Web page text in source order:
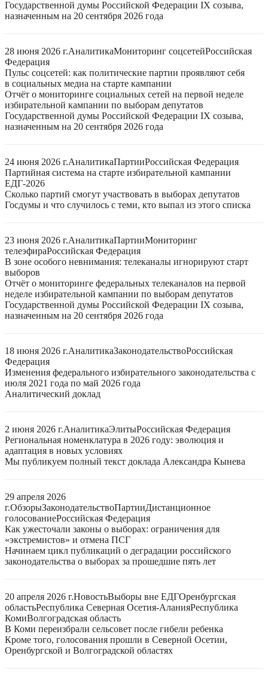
Государственной думы Российской Федерации IX созыва,
назначенным на 20 сентября 2026 года
28 июня 2026 г.АналитикаМониторинг соцсетейРоссийская
Федерация
Пульс соцсетей: как политические партии проявляют себя
в социальных медиа на старте кампании
Отчёт о мониторинге социальных сетей на первой неделе
избирательной кампании по выборам депутатов
Государственной думы Российской Федерации IX созыва,
назначенным на 20 сентября 2026 года
24 июня 2026 г.АналитикаПартииРоссийская Федерация
Партийная система на старте избирательной кампании
ЕДГ-2026
Сколько партий смогут участвовать в выборах депутатов
Госдумы и что случилось с теми, кто выпал из этого списка
23 июня 2026 г.АналитикаПартииМониторинг
телеэфираРоссийская Федерация
В зоне особого невнимания: телеканалы игнорируют старт
выборов
Отчёт о мониторинге федеральных телеканалов на первой
неделе избирательной кампании по выборам депутатов
Государственной думы Российской Федерации IX созыва,
назначенным на 20 сентября 2026 года
18 июня 2026 г.АналитикаЗаконодательствоРоссийская
Федерация
Изменения федерального избирательного законодательства с
июля 2021 года по май 2026 года
Аналитический доклад
2 июня 2026 г.АналитикаЭлитыРоссийская Федерация
Региональная номенклатура в 2026 году: эволюция и
адаптация в новых условиях
Мы публикуем полный текст доклада Александра Кынева
29 апреля 2026
г.ОбзорыЗаконодательствоПартииДистанционное
голосованиеРоссийская Федерация
Как ужесточали законы о выборах: ограничения для
«экстремистов» и отмена ПСГ
Начинаем цикл публикаций о деградации российского
законодательства о выборах за прошедшие пять лет
20 апреля 2026 г.НовостьВыборы вне ЕДГОренбургская
областьРеспублика Северная Осетия-АланияРеспублика
КомиВолгоградская область
В Коми переизбрали сельсовет после гибели ребенка
Кроме того, голосования прошли в Северной Осетии,
Оренбургской и Волгоградской областях